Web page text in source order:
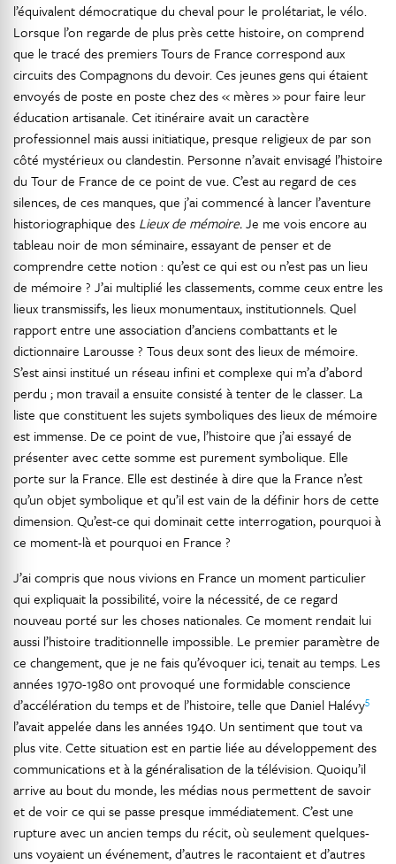
l’équivalent démocratique du cheval pour le prolétariat, le vélo.
Lorsque l’on regarde de plus près cette histoire, on comprend
que le tracé des premiers Tours de France correspond aux
circuits des Compagnons du devoir. Ces jeunes gens qui étaient
envoyés de poste en poste chez des « mères » pour faire leur
éducation artisanale. Cet itinéraire avait un caractère
professionnel mais aussi initiatique, presque religieux de par son
côté mystérieux ou clandestin. Personne n’avait envisagé l’histoire
du Tour de France de ce point de vue. C’est au regard de ces
silences, de ces manques, que j’ai commencé à lancer l’aventure
historiographique des Lieux de mémoire.Je me vois encore au
tableau noir de mon séminaire, essayant de penser et de
comprendre cette notion : qu’est ce qui est ou n’est pas un lieu
de mémoire ? J’ai multiplié les classements, comme ceux entre les
lieux transmissifs, les lieux monumentaux, institutionnels. Quel
rapport entre une association d’anciens combattants et le
dictionnaire Larousse ? Tous deux sont des lieux de mémoire.
S’est ainsi institué un réseau infini et complexe qui m’a d’abord
perdu ; mon travail a ensuite consisté à tenter de le classer. La
liste que constituent les sujets symboliques des lieux de mémoire
est immense. De ce point de vue, l’histoire que j’ai essayé de
présenter avec cette somme est purement symbolique. Elle
porte sur la France. Elle est destinée à dire que la France n’est
qu’un objet symbolique et qu’il est vain de la définir hors de cette
dimension. Qu’est-ce qui dominait cette interrogation, pourquoi à
ce moment-là et pourquoi en France ?
J’ai compris que nous vivions en France un moment particulier
qui expliquait la possibilité, voire la nécessité, de ce regard
nouveau porté sur les choses nationales. Ce moment rendait lui
aussi l’histoire traditionnelle impossible. Le premier paramètre de
ce changement, que je ne fais qu’évoquer ici, tenait au temps. Les
années 1970-1980 ont provoqué une formidable conscience
d’accélération du temps et de l’histoire, telle que Daniel Halévy5
l’avait appelée dans les années 1940. Un sentiment que tout va
plus vite. Cette situation est en partie liée au développement des
communications et à la généralisation de la télévision. Quoiqu’il
arrive au bout du monde, les médias nous permettent de savoir
et de voir ce qui se passe presque immédiatement. C’est une
rupture avec un ancien temps du récit, où seulement quelques-
uns voyaient un événement, d’autres le racontaient et d’autres